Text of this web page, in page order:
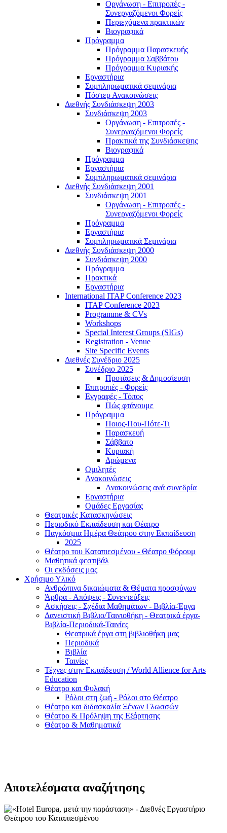
Οργάνωση - Επιτροπές -
Συνεργαζόμενοι Φορείς
Περιεχόμενα πρακτικών
Βιογραφικά
Πρόγραμμα
Πρόγραμμα Παρασκευής
Πρόγραμμα Σαββάτου
Πρόγραμμα Κυριακής
Εργαστήρια
Συμπληρωματικά σεμινάρια
Πόστερ Ανακοινώσεις
Διεθνής Συνδιάσκεψη 2003
Συνδιάσκεψη 2003
Οργάνωση - Επιτροπές -
Συνεργαζόμενοι Φορείς
Πρακτικά της Συνδιάσκεψης
Βιογραφικά
Πρόγραμμα
Εργαστήρια
Συμπληρωματικά σεμινάρια
Διεθνής Συνδιάσκεψη 2001
Συνδιάσκεψη 2001
Οργάνωση - Επιτροπές -
Συνεργαζόμενοι Φορείς
Πρόγραμμα
Εργαστήρια
Συμπληρωματικά Σεμινάρια
Διεθνής Συνδιάσκεψη 2000
Συνδιάσκεψη 2000
Πρόγραμμα
Πρακτικά
Εργαστήρια
International ITAP Conference 2023
ITAP Conference 2023
Programme & CVs
Workshops
Special Interest Groups (SIGs)
Registration - Venue
Site Specific Events
Διεθνές Συνέδριο 2025
Συνέδριο 2025
Προτάσεις & Δημοσίευση
Επιτροπές - Φορείς
Εγγραφές - Τόπος
Πώς φτάνουμε
Πρόγραμμα
Ποιος-Που-Πότε-Τι
Παρασκευή
Σάββατο
Κυριακή
Δρώμενα
Ομιλητές
Ανακοινώσεις
Ανακοινώσεις ανά συνεδρία
Εργαστήρια
Ομάδες Εργασίας
Θεατρικές Κατασκηνώσεις
Περιοδικό Εκπαίδευση και Θέατρο
Παγκόσμια Ημέρα Θεάτρου στην Εκπαίδευση
2025
Θέατρο του Καταπιεσμένου - Θέατρο Φόρουμ
Μαθητικά φεστιβάλ
Οι εκδόσεις μας
Χρήσιμο Υλικό
Ανθρώπινα δικαιώματα & Θέματα προσφύγων
Άρθρα - Απόψεις - Συνεντεύξεις
Ασκήσεις - Σχέδια Μαθημάτων - Βιβλία-Έργα
Δανειστική Βιβλιο/Ταινιοθήκη - Θεατρικά έργα-
Βιβλία-Περιοδικά-Ταινίες
Θεατρικά έργα στη βιβλιοθήκη μας
Περιοδικά
Βιβλία
Ταινίες
Τέχνες στην Εκπαίδευση / World Allience for Arts
Education
Θέατρο και Φυλακή
Ρόλοι στη ζωή - Ρόλοι στο Θέατρο
Θέατρο και διδασκαλία Ξένων Γλωσσών
Θέατρο & Πρόληψη της Εξάρτησης
Θέατρο & Μαθηματικά
Αποτελέσματα αναζήτησης